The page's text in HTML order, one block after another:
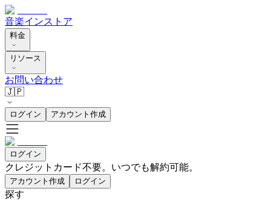
音楽インストア
料金
リソース
お問い合わせ
🇯🇵
ログイン アカウント作成
ログイン
クレジットカード不要。いつでも解約可能。
アカウント作成 ログイン
探す